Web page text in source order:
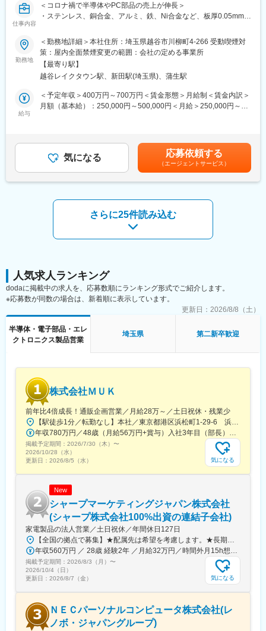
■組織構成：
■働き方：
フレックスタイム制で、フレキシブルに働ける制度が整っていま
す。
に8年連続認定されています。
・平均有給取得数16日
1890年に日本で初めて白熱電球を実用化した東芝。その照明技術
を継承する照明電材商品の総合メーカーが当社です。照明業界で
トップクラスのシェアを誇ります。
の照明、スタジアム・舞台照明等の大型施設における照明システ
ムや車載光源・産業用光源まで、様々な生活シーンに密着した製
品を、開発から製造販売まで一貫して手掛けています。
＜強み＞東芝ブランドの強みを持ち、多様な製品をラインナップ
変更の範囲：会社の定める業務
仕事内容
＜コロナ禍で半導体やPC部品の売上が伸長＞
・ステンレス、銅合金、アルミ、鉄、Ni合金など、板厚0.05mmか
願いします。【変更の範囲：会社の定める業務】
■担当業務：
・金属部品（プレス加工品）の提案営業およびマネジメント、販
売における一連の営業活動に携わっていただきます。
（取引先）車載、医療、家電業界などにアプローチをし、金属部
品の加工を同社で行ってもらえるようにご提案をしていただきま
す。
ていただきます。担当顧客はおよそ20～30社でございます。
■入社後：
■やりがい：
・「設計」「試作」段階から量産を見据えた最適なご提案が出来
ます。時には、プレス部品の形状をご提案しながらよりコストを
抑えた製品設計をご支援、時には、ISOに準拠した管理とフォロー
体制により量産管理を支援いたします。顧客の疑問を解消し、要
■社風：
・取締役や総務経理マネージャーをはじめ、技術者の方々も穏や
かで親切な方が多く、和気藹々とした一体感のある雰囲気の職場
です。
■同社魅力：
品を提供しております。特定の業界の景気に左右されることな
く、安定した売り上げを維持しております。箔材高速プレス、メ
タルドーム、せん断面プレス、オイルレスプレス等、製品に合っ
た加工法で顧客の要望に応えます。
・リモコンやゲーム機のボタンに使用されるメタルドーム（スイ
ッチ部品）で世界シェア15％の実績がございます。生産地消費、
現地調達のニーズだけでなく、グループネットワークを使い、
各々の製品に適した生産国を決定し、輸出による供給もしており
ます。国内2ヶ所、国外3ヶ所に工場を保有しております。（越谷
工場、川根工場、肇慶工場、廣州工場、タイ工場）中国工場は日
本人技術者が赴いて技術指導を行っているので、日本水準の高い
技術を保っております。
変更の範囲：本文参照
勤務地
＜勤務地詳細＞本社住所：埼玉県越谷市川柳町4-266 受動喫煙対
策：屋内全面禁煙変更の範囲：会社の定める事業所
【最寄り駅】
越谷レイクタウン駅、新田駅(埼玉県)、蒲生駅
給与
＜予定年収＞400万円～700万円＜賃金形態＞月給制＜賃金内訳＞
月額（基本給）：250,000円～500,000円＜月給＞250,000円～
くまでも目安の金額であり、選考を通じて上下する可能性があり
ます。月給(月額)は固定手当を含めた表記です。
気になる 応募依頼する
（エージェントサービス）
さらに25件読み込む
人気求人ランキング
dodaに掲載中の求人を、応募数順にランキング形式でご紹介します。
※応募数が同数の場合は、新着順に表示しています。
更新日： 2026/8/8（土）
半導体・電子部品・エレ
クトロニクス製品営業
埼玉県 第二新卒歓迎
株式会社ＭＵＫ
前年比4倍成長！通販企画営業／月給28万～／土日祝休・残業少
掲載予定期間： 2026/7/30（木） 〜
2026/10/28（水）
更新日： 2026/8/5（水） 気になる
New
シャープマーケティングジャパン株式会社
(シャープ株式会社100%出資の連結子会社)
家電製品の法人営業／土日祝休／年間休日127日
掲載予定期間： 2026/8/3（月） 〜
2026/10/4（日）
更新日： 2026/8/7（金） 気になる
ＮＥＣパーソナルコンピュータ株式会社(レ
ノボ・ジャパングループ)